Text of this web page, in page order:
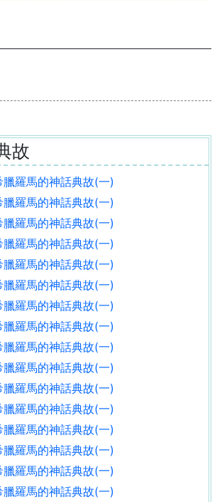
故
臘羅馬的神話典故(一)
臘羅馬的神話典故(一)
臘羅馬的神話典故(一)
臘羅馬的神話典故(一)
臘羅馬的神話典故(一)
臘羅馬的神話典故(一)
臘羅馬的神話典故(一)
臘羅馬的神話典故(一)
臘羅馬的神話典故(一)
臘羅馬的神話典故(一)
臘羅馬的神話典故(一)
臘羅馬的神話典故(一)
臘羅馬的神話典故(一)
臘羅馬的神話典故(一)
臘羅馬的神話典故(一)
臘羅馬的神話典故(一)